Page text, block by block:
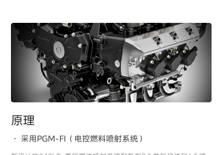
原理
· 采用PGM-FI（电控燃料喷射系统）